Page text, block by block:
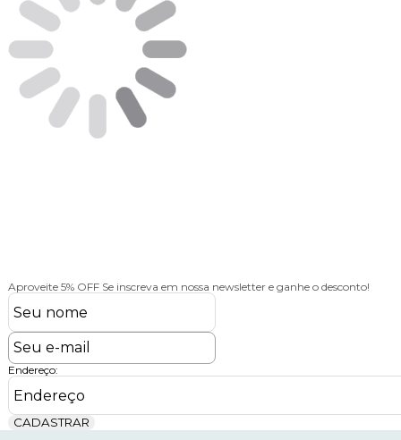
Aproveite 5% OFF Se inscreva em nossa newsletter e ganhe o desconto!
Endereço:
CADASTRAR